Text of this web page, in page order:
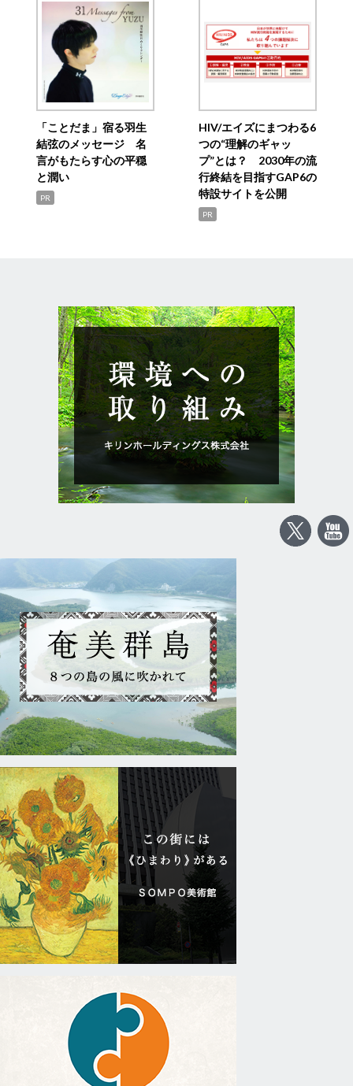
「ことだま」宿る羽生
結弦のメッセージ 名
言がもたらす心の平穏
と潤い
PR
HIV/エイズにまつわる6
つの“理解のギャッ
プ”とは？ 2030年の流
行終結を目指すGAP6の
特設サイトを公開
PR